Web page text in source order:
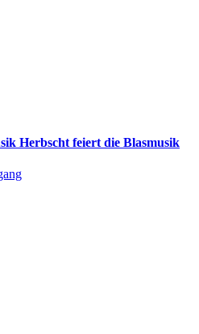
Herbscht feiert die Blasmusik